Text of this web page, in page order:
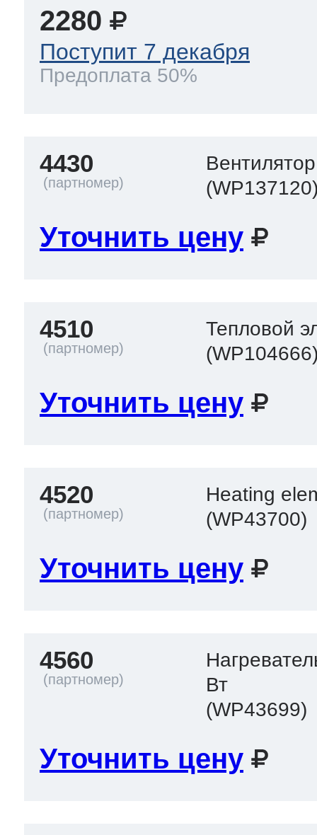
2280
Поступит 7 декабря
Предоплата 50%
4430
Уточнить цену
4510
Тепловой
Уточнить цену
4520
Heating
(WP43700)
Уточнить цену
4560
Вт
(WP43699)
Уточнить цену